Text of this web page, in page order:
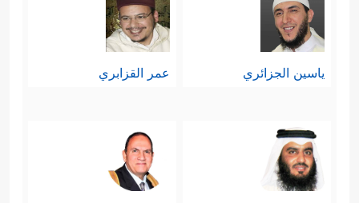
ياسين الجزائري عمر القزابري